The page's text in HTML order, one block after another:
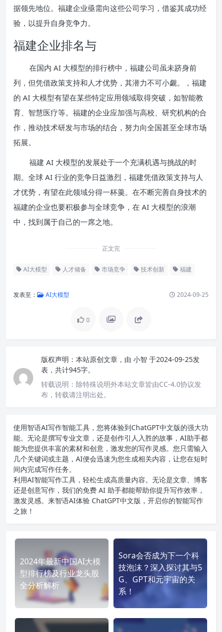
据领先地位。福建企业亟需向这些公司学习，借鉴其成功经
验，以提升自身竞争力。
福建企业排名与
在国内 AI 大模型的排行榜中，福建公司虽未跻身前
列，但凭借政策支持和人才优势，其潜力不可小觑。，福建
的 AI 大模型有望在某些特定应用领域取得突破，如智能教
育、智慧医疗等。福建的企业应加强与高校、研究机构的合
作，推动技术研发与市场的结合，努力向全国甚至全球市场
拓展。
福建 AI 大模型的发展处于一个充满机遇与挑战的时
期。全球 AI 行业的竞争日益激烈，福建凭借政策支持与人
才优势，有望在此领域分得一杯羹。在不断完善自身技术的
福建的企业也要积极参与全球竞争，在 AI 大模型的浪潮
中，找到属于自己的一席之地。
正文完
AI大模型 人才储备 市场竞争 技术创新 福建
发表至： AI大模型 2024-09-25
0
版权声明： 本站原创文章，由 小智 于2024-09-25发
表，共计945字。
转载说明： 除特殊说明外本站文章皆由CC-4.0协议发
布，转载请注明出处。
使用智语AI写作智能工具，您将体验到ChatGPT中文版的强大功
能。无论是撰写专业文章，还是创作引人入胜的故事，AI助手都
能为您提供丰富的素材和创意，激发您的写作灵感。您只需输入
几个关键词或主题，AI便会迅速为您生成相关内容，让您在短时
间内完成写作任务。
利用AI智能写作工具，轻松生成高质量内容。无论是文章、博客
还是创意写作，我们的免费 AI 助手都能帮助你提升写作效率，
激发灵感。来智语AI体验 ChatGPT中文版 ，开启你的智能写作
之旅！
2024年最新中国AI大模
型排行榜及行业龙头股
全分析解析
Sora会否成为下一个科
技泡沫？深入探讨其与5
G、GPT和元宇宙的关
系！